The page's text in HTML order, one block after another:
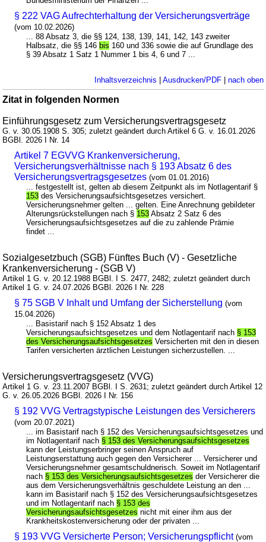
§ 222 VAG Aufrechterhaltung der Versicherungsverträge
(vom 10.02.2026)
... 88 Absatz 3, die §§ 124, 138, 139, 141, 142, 143 zweiter
Halbsatz, die §§ 146bis 160 und 336 sowie die auf Grundlage des
§ 39 Absatz 1 Satz 1 Nummer 1 bis 4, 6 und 7 ...
Inhaltsverzeichnis | Ausdrucken/PDF| nach oben
Zitat in folgenden Normen
Einführungsgesetz zum Versicherungsvertragsgesetz
G. v. 30.05.1908 S. 305; zuletzt geändert durch Artikel 6 G. v. 16.01.2026
BGBl. 2026 I Nr. 14
Artikel 7 EGVVG Krankenversicherung,
Versicherungsverhältnisse nach § 193 Absatz 6 des
Versicherungsvertragsgesetzes(vom 01.01.2016)
... festgestellt ist, gelten ab diesem Zeitpunkt als im Notlagentarif §
153 des Versicherungsaufsichtsgesetzes versichert.
Versicherungsnehmer gelten ... gelten. Eine Anrechnung gebildeter
Alterungsrückstellungen nach § 153 Absatz 2 Satz 6 des
Versicherungsaufsichtsgesetzes auf die zu zahlende Prämie
findet ...
Sozialgesetzbuch (SGB) Fünftes Buch (V) - Gesetzliche
Krankenversicherung - (SGB V)
Artikel 1 G. v. 20.12.1988 BGBl. I S. 2477, 2482; zuletzt geändert durch
Artikel 1 G. v. 24.07.2026 BGBl. 2026 I Nr. 228
§ 75 SGB V Inhalt und Umfang der Sicherstellung (vom
15.04.2026)
... Basistarif nach § 152 Absatz 1 des
Versicherungsaufsichtsgesetzes und dem Notlagentarif nach § 153
des Versicherungsaufsichtsgesetzes Versicherten mit den in diesen
Tarifen versicherten ärztlichen Leistungen sicherzustellen. ...
Versicherungsvertragsgesetz (VVG)
Artikel 1 G. v. 23.11.2007 BGBl. I S. 2631; zuletzt geändert durch Artikel 12
G. v. 26.05.2026 BGBl. 2026 I Nr. 156
§ 192 VVG Vertragstypische Leistungen des Versicherers
(vom 20.07.2021)
... im Basistarif nach § 152 des Versicherungsaufsichtsgesetzes und
im Notlagentarif nach § 153 des Versicherungsaufsichtsgesetzes
kann der Leistungserbringer seinen Anspruch auf
Leistungserstattung auch gegen den Versicherer ... Versicherer und
Versicherungsnehmer gesamtschuldnerisch. Soweit im Notlagentarif
nach § 153 des Versicherungsaufsichtsgesetzes der Versicherer die
aus dem Versicherungsverhältnis geschuldete Leistung an den ...
kann im Basistarif nach § 152 des Versicherungsaufsichtsgesetzes
und im Notlagentarif nach § 153 des
Versicherungsaufsichtsgesetzes nicht mit einer ihm aus der
Krankheitskostenversicherung oder der privaten ...
§ 193 VVG Versicherte Person; Versicherungspflicht (vom